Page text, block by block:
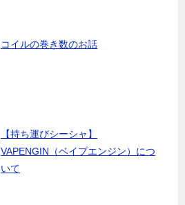
コイルの巻き数のお話
【持ち運びシーシャ】
VAPENGIN（ベイプエンジン）につ
いて